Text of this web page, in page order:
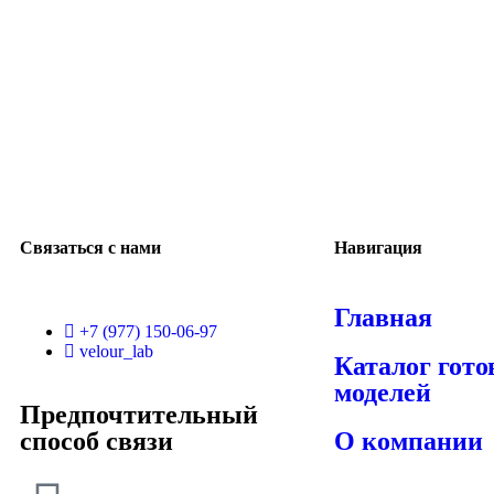
Связаться с нами
+7 (977) 150-06-97
velour_lab
Предпочтительный
способ связи
Навигация
Главная
Каталог
моделей
О компании